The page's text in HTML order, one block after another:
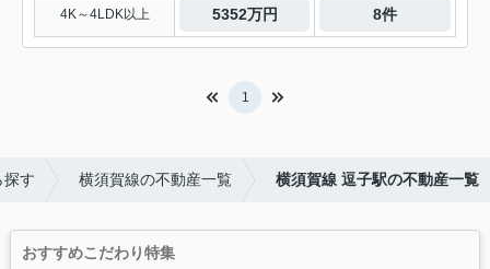
4K～4LDK以上 5352万円 8件
1
探す 横須賀線の不動産一覧 横須賀線 逗子駅の不動産一覧
おすすめこだわり特集